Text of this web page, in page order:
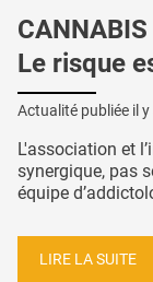
Le risque
Actualité publiée il y
L'association et
synergique, pas
équipe
LIRE LA SUITE